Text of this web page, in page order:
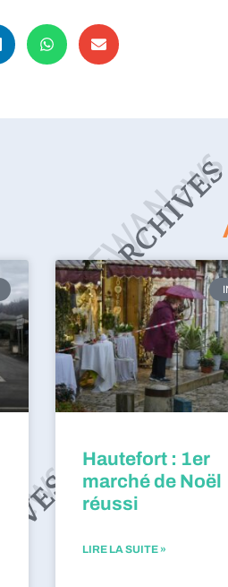
Hautefort : 1er
marché de Noël
réussi
LIRE LA SUITE »